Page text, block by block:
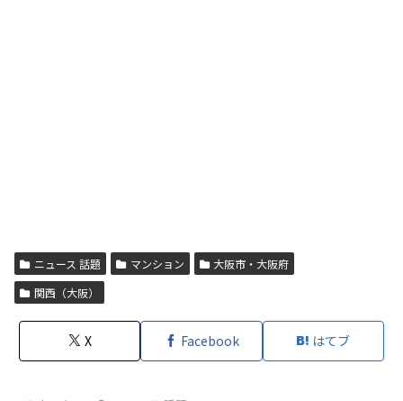
ニュース 話題 マンション
大阪市・大阪府
関西（大阪）
X Facebook はてブ